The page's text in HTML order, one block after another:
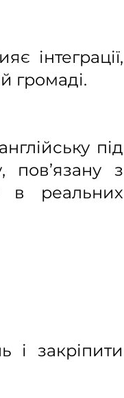
інтеграції,
громаді.
під
пов’язану з
в реальних
і закріпити